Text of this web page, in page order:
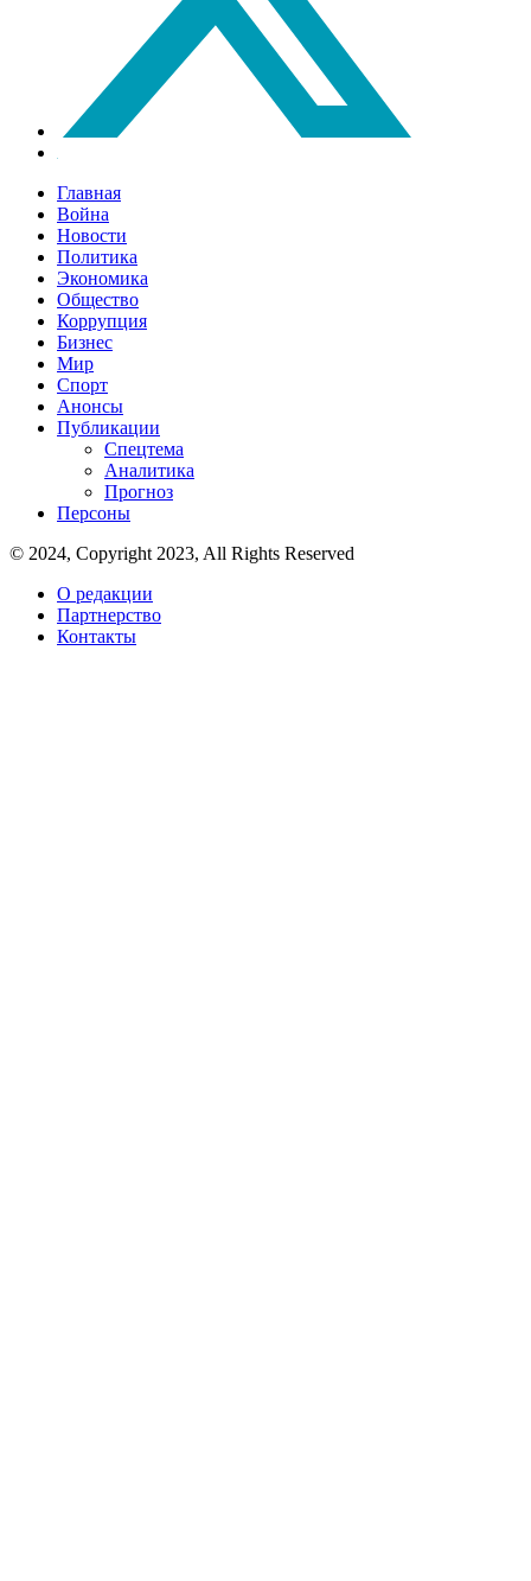
Главная
Война
Новости
Политика
Экономика
Общество
Коррупция
Бизнес
Мир
Спорт
Анонсы
Публикации
Спецтема
Аналитика
Прогноз
Персоны
© 2024, Copyright 2023, All Rights Reserved
О редакции
Партнерство
Контакты